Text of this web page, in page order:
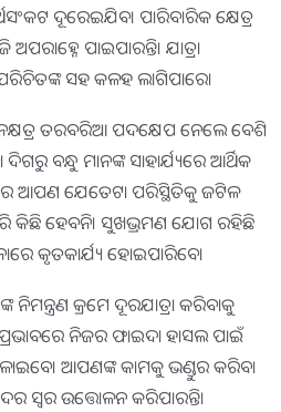
ଦୂରେଇଯିବ। ପାରିବାରିକ କ୍ଷେତ୍ର
ପାଇପାରନ୍ତି। ଯାତ୍ରା
ସହ କଳହ ଲାଗିପାରେ।
ତରବରିଆ ପଦକ୍ଷେପ ନେଲେ ବେଶି
ବନ୍ଧୁ ମାନଙ୍କ ସାହାର୍ଯ୍ୟରେ ଆର୍ଥିକ
ଆପଣ ଯେତେଟା ପରିସ୍ଥିତିକୁ ଜଟିଳ
କିଛି ହେବନି। ସୁଖଭ୍ରମଣ ଯୋଗ ରହିଛି
କୃତକାର୍ଯ୍ୟ ହୋଇପାରିବେ।
କ୍ରମେ ଦୂରଯାତ୍ରା କରିବାକୁ
ନିଜର ଫାଇଦା ହାସଲ ପାଇଁ
ଆପଣଙ୍କ କାମକୁ ଭଣ୍ଡୁର କରିବା
ସ୍ବର ଉତ୍ତୋଳନ କରିପାରନ୍ତି।